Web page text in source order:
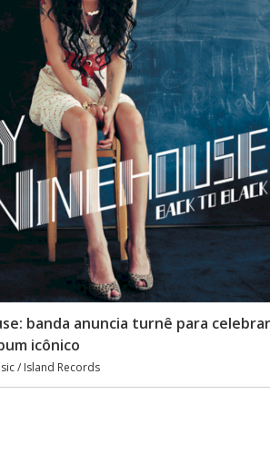
banda anuncia turnê para celebrar
icônico
/ Island Records